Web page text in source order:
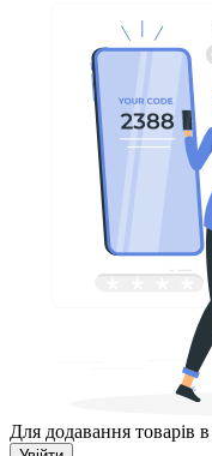
Для додавання товарів